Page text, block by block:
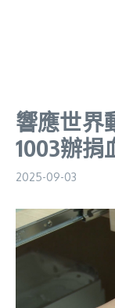
響應世界
1003辦捐
2025-09-03